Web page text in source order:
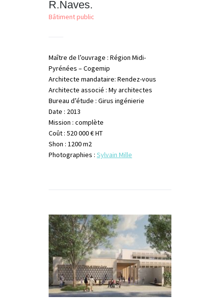
R.Naves.
Bâtiment public
Maître de l’ouvrage : Région Midi-
Pyrénées – Cogemip
Architecte mandataire: Rendez-vous
Architecte associé : My architectes
Bureau d’étude : Girus ingénierie
Date : 2013
Mission : complète
Coût : 520 000 € HT
Shon : 1200 m2
Photographies : Sylvain Mille